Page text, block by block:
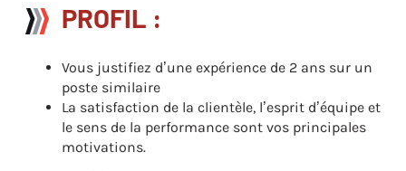
PROFIL :
Vous justifiez d’une expérience de 2 ans sur un
poste similaire
La satisfaction de la clientèle, l’esprit d’équipe et
le sens de la performance sont vos principales
motivations.